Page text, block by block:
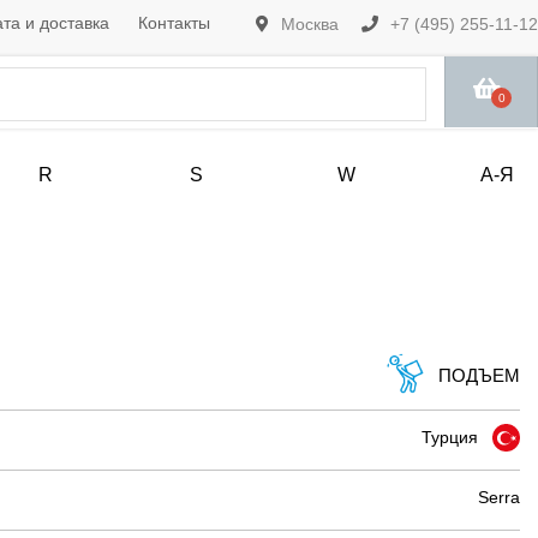
Москва +7 (495) 255-11-12
и доставка Контакты
0
R S W А-Я
ПОДЪЕМ
Турция
Serra